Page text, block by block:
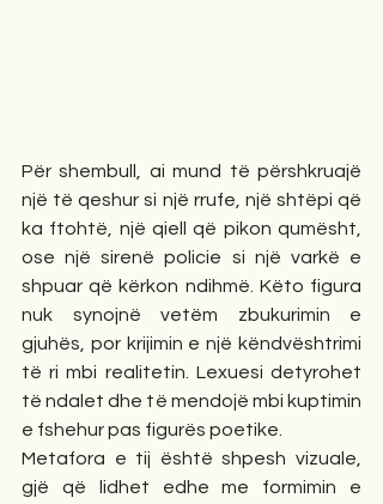
Për shembull, ai mund të përshkruajë
një të qeshur si një rrufe, një shtëpi që
ka ftohtë, një qiell që pikon qumësht,
ose një sirenë policie si një varkë e
shpuar që kërkon ndihmë. Këto figura
nuk synojnë vetëm zbukurimin e
gjuhës, por krijimin e një këndvështrimi
të ri mbi realitetin. Lexuesi detyrohet
të ndalet dhe të mendojë mbi kuptimin
e fshehur pas figurës poetike.
Metafora e tij është shpesh vizuale,
gjë që lidhet edhe me formimin e